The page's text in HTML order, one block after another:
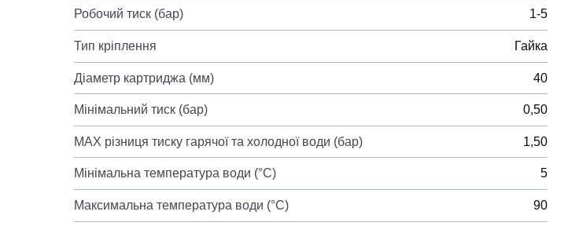
Робочий тиск (бар) 1-5
Тип кріплення Гайка
Діаметр картриджа (мм) 40
Мінімальний тиск (бар) 0,50
MAX різниця тиску гарячої та холодної води (бар) 1,50
Мінімальна температура води (°C) 5
Максимальна температура води (°C) 90